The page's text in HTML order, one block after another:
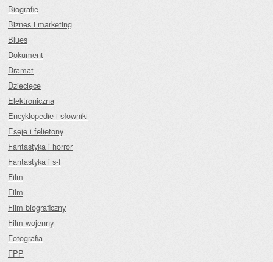
Biografie
Biznes i marketing
Blues
Dokument
Dramat
Dziecięce
Elektroniczna
Encyklopedie i słowniki
Eseje i felietony
Fantastyka i horror
Fantastyka i s-f
Film
Film
Film biograficzny
Film wojenny
Fotografia
FPP